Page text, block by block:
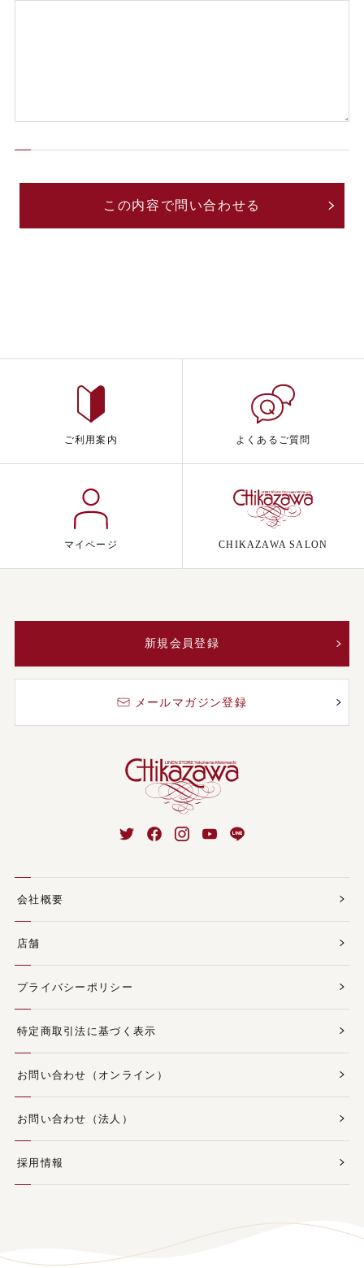
ご利用案内 よくあるご質問
マイページ CHIKAZAWA SALON
新規会員登録
メールマガジン登録
会社概要
店舗
プライバシーポリシー
特定商取引法に基づく表示
お問い合わせ（オンライン）
お問い合わせ（法人）
採用情報